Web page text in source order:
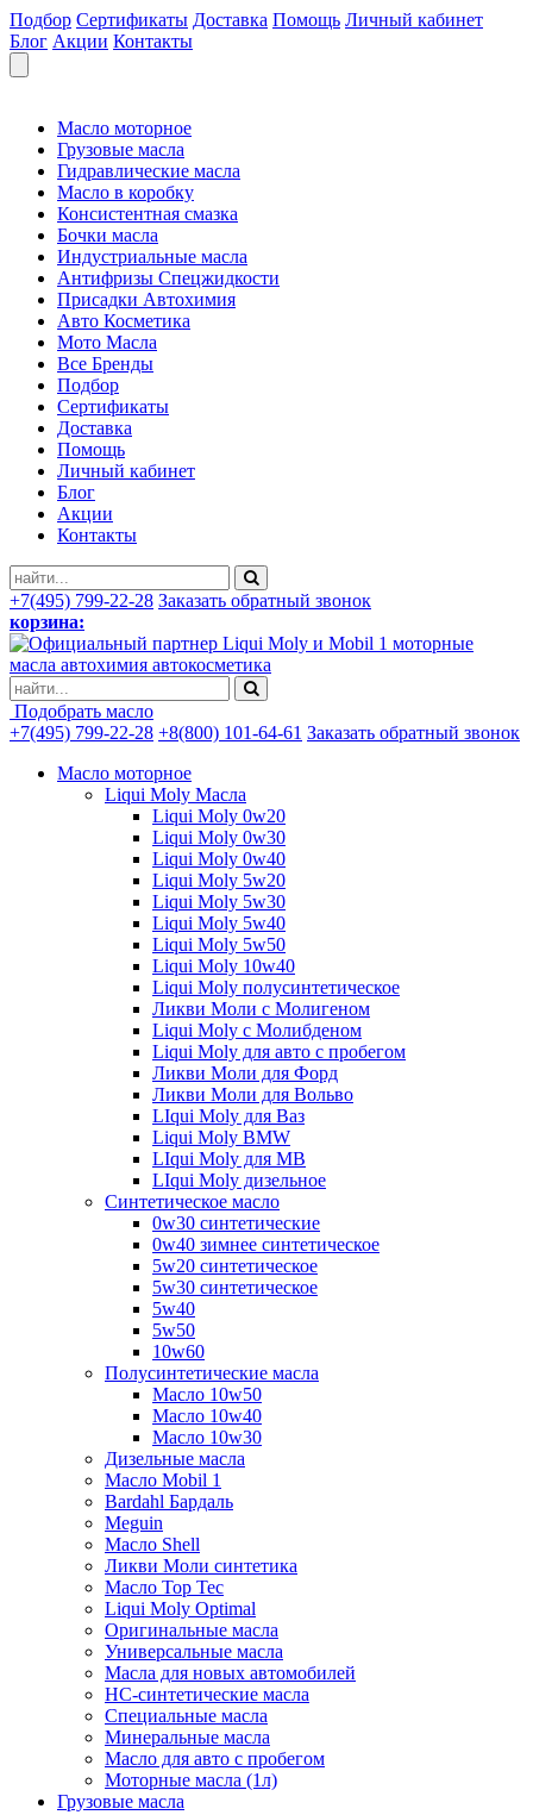
Подбор Сертификаты Доставка Помощь Личный кабинет
Блог Акции Контакты
Масло моторное
Грузовые масла
Гидравлические масла
Масло в коробку
Консистентная смазка
Бочки масла
Индустриальные масла
Антифризы Спецжидкости
Присадки Автохимия
Авто Косметика
Мото Масла
Все Бренды
Подбор
Сертификаты
Доставка
Помощь
Личный кабинет
Блог
Акции
Контакты
+7(495) 799-22-28 Заказать обратный звонок
корзина:
моторные
масла автохимия автокосметика
Подобрать масло
+7(495) 799-22-28 +8(800) 101-64-61 Заказать обратный звонок
Масло моторное
Liqui Moly Масла
Liqui Moly 0w20
Liqui Moly 0w30
Liqui Moly 0w40
Liqui Moly 5w20
Liqui Moly 5w30
Liqui Moly 5w40
Liqui Moly 5w50
Liqui Moly 10w40
Liqui Moly полусинтетическое
Ликви Моли с Молигеном
Liqui Moly с Молибденом
Liqui Moly для авто с пробегом
Ликви Моли для Форд
Ликви Моли для Вольво
LIqui Moly для Ваз
Liqui Moly BMW
LIqui Moly для MB
LIqui Moly дизельное
Синтетическое масло
0w30 синтетические
0w40 зимнее синтетическое
5w20 синтетическое
5w30 синтетическое
5w40
5w50
10w60
Полусинтетические масла
Масло 10w50
Масло 10w40
Масло 10w30
Дизельные масла
Масло Mobil 1
Bardahl Бардаль
Meguin
Масло Shell
Ликви Моли синтетика
Масло Top Tec
Liqui Moly Optimal
Оригинальные масла
Универсальные масла
Масла для новых автомобилей
HC-синтетические масла
Специальные масла
Минеральные масла
Масло для авто с пробегом
Моторные масла (1л)
Грузовые масла